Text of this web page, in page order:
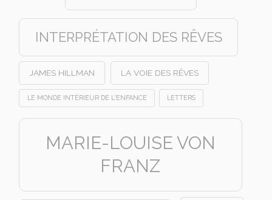
INTERPRÉTATION DES RÊVES
JAMES HILLMAN LA VOIE DES RÊVES
LE MONDE INTÉRIEUR DE L'ENFANCE LETTERS
MARIE-LOUISE VON
FRANZ